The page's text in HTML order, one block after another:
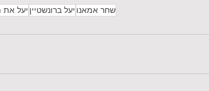
שחר אמאנו יעל ברונשטיין יעל את